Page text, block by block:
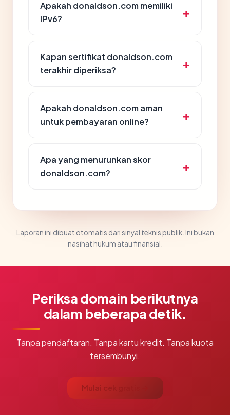
Apakah donaldson.com memiliki
IPv6?
Kapan sertifikat donaldson.com
terakhir diperiksa?
Apakah donaldson.com aman
untuk pembayaran online?
Apa yang menurunkan skor
donaldson.com?
Laporan ini dibuat otomatis dari sinyal teknis publik. Ini bukan
nasihat hukum atau finansial.
Periksa domain berikutnya
dalam beberapa detik.
Tanpa pendaftaran. Tanpa kartu kredit. Tanpa kuota
tersembunyi.
Mulai cek gratis →